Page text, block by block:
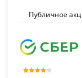
Публичное